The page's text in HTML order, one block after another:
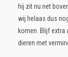
hij zit nu net
wij helaas dus
komen. Blijf extra
dieren met